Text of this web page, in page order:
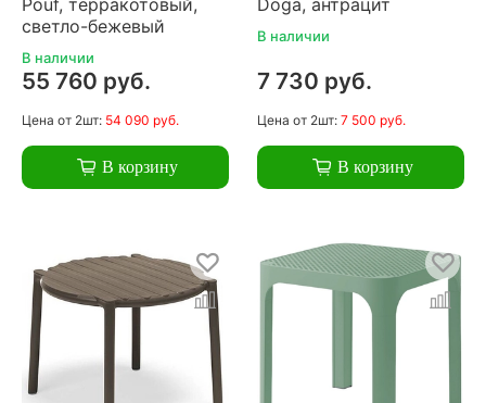
светло-бежевый
В наличии
55 760 руб.
Цена от 2шт: 54 090 руб.
В корзину
В наличии
7 730 руб.
Цена от 2шт: 7 500 руб.
В корзину